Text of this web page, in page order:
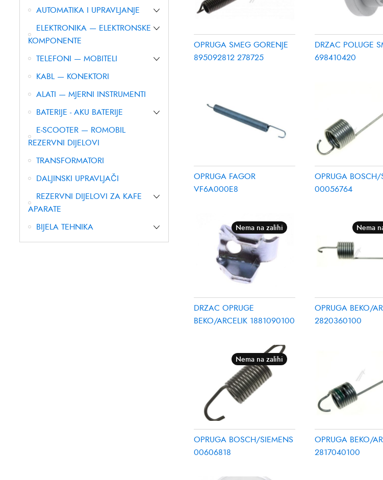
OPRUGA SMEG GORENJE
895092812 278725
DRZAC POLUGE
698410420
OPRUGA FAGOR
VF6A000E8
OPRUGA BOSCH/
00056764
Nema na zalihi
DRZAC OPRUGE
BEKO/ARCELIK 1881090100
Nema
OPRUGA BEKO/
2820360100
Nema na zalihi
OPRUGA BOSCH/SIEMENS
00606818
OPRUGA BEKO/
2817040100
AUTOMATIKA I UPRAVLJANJE
ELEKTRONIKA — ELEKTRONSKE
KOMPONENTE
TELEFONI — MOBITELI
KABL — KONEKTORI
ALATI — MJERNI INSTRUMENTI
BATERIJE - AKU BATERIJE
E-SCOOTER — ROMOBIL
REZERVNI DIJELOVI
TRANSFORMATORI
DALJINSKI UPRAVLJAČI
REZERVNI DIJELOVI ZA KAFE
APARATE
BIJELA TEHNIKA